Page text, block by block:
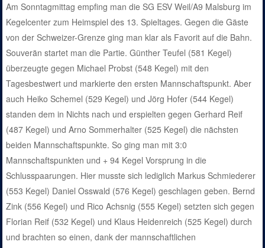
Am Sonntagmittag empfing man die SG ESV Weil/A9 Malsburg im
Kegelcenter zum Heimspiel des 13. Spieltages. Gegen die Gäste
von der Schweizer-Grenze ging man klar als Favorit auf die Bahn.
Souverän startet man die Partie. Günther Teufel (581 Kegel)
überzeugte gegen Michael Probst (548 Kegel) mit den
Tagesbestwert und markierte den ersten Mannschaftspunkt. Aber
auch Heiko Schemel (529 Kegel) und Jörg Hofer (544 Kegel)
standen dem in Nichts nach und erspielten gegen Gerhard Reif
(487 Kegel) und Arno Sommerhalter (525 Kegel) die nächsten
beiden Mannschaftspunkte. So ging man mit 3:0
Mannschaftspunkten und + 94 Kegel Vorsprung in die
Schlusspaarungen. Hier musste sich lediglich Markus Schmiederer
(553 Kegel) Daniel Osswald (576 Kegel) geschlagen geben. Bernd
Zink (556 Kegel) und Rico Achsnig (555 Kegel) setzten sich gegen
Florian Reif (532 Kegel) und Klaus Heidenreich (525 Kegel) durch
und brachten so einen, dank der mannschaftlichen